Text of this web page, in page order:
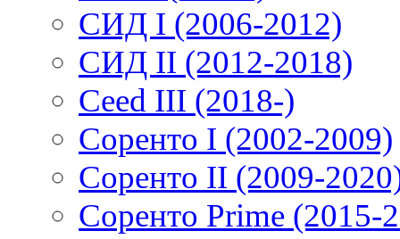
СИД I (2006-2012)
СИД II (2012-2018)
Ceed III (2018-)
Соренто I (2002-2009)
Соренто II (2009-
Соренто Prime (2015-